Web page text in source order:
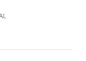
des HR Tools